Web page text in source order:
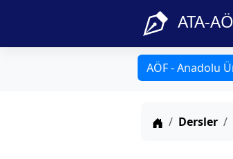
ATA-
AÖF - Anadolu
Anasayfa
Dersler